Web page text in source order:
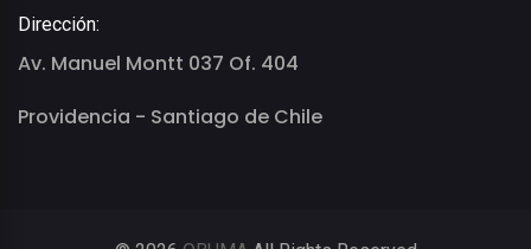
Dirección:
Av. Manuel Montt 037 Of. 404
Providencia - Santiago de Chile